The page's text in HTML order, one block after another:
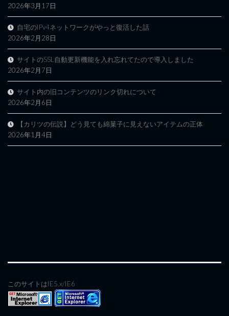
2026年3月17日
自宅のIPv4ネットワークがやっと復活した話
2026年2月28日
サイトのSSL自動更新機能を入れ忘れてたので導入しました
2026年2月7日
サイト内の旧コンテンツのリンク切れについて
2026年2月6日
【カリツの伝説】どう見ても綿菓子に見えないアイテムの正体
2026年1月4日
このサイトはIE5.x/IE6